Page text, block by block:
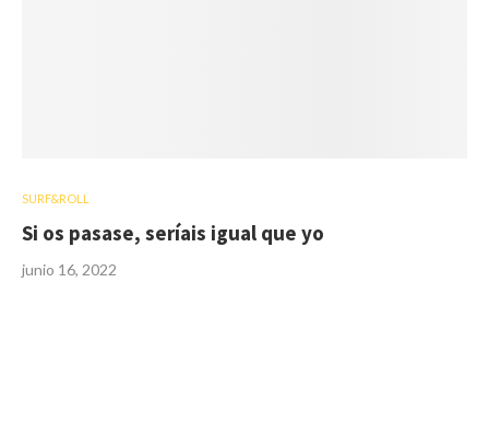
SURF&ROLL
Si os pasase, seríais igual que yo
junio 16, 2022